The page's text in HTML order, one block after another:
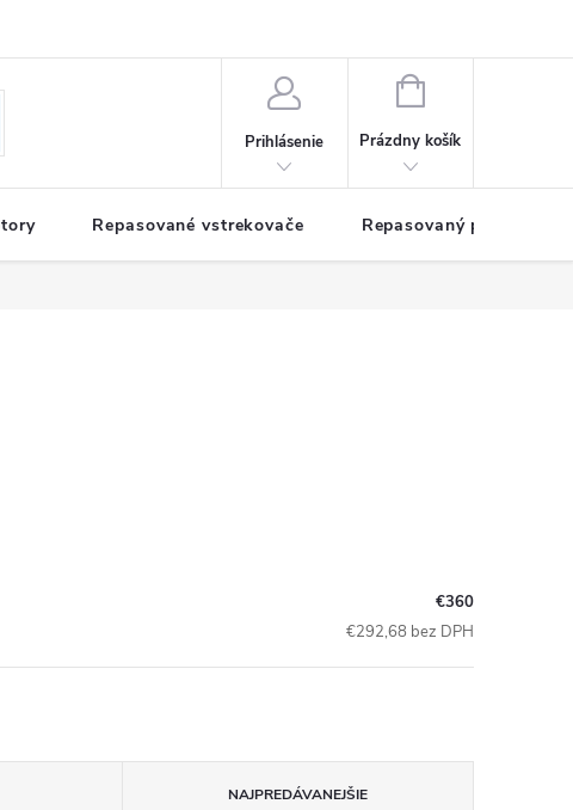
Prihlásenie
NÁKUPNÝ
Prázdny košík
Repasované vstrekovače Repasovaný pohon TDM
€360
€292,68 bez DPH
NAJPREDÁVANEJŠIE